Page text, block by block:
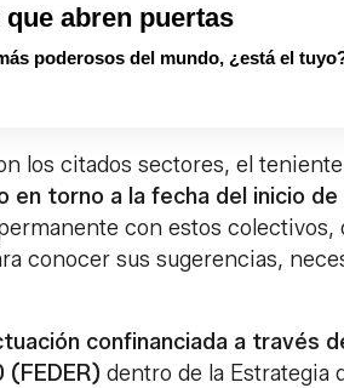
abren puertas
poderosos del mundo, ¿está el
los citados sectores, el
en torno a la fecha del inicio
con estos colectivos,
conocer sus sugerencias,
confinanciada a través
(FEDER) dentro de la Estrategia